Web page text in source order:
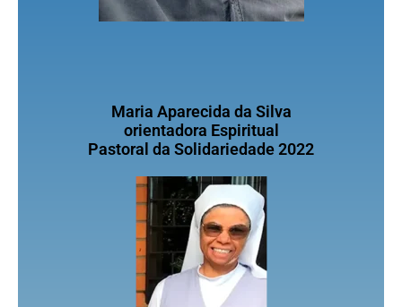
Maria Aparecida da Silva
orientadora Espiritual
Pastoral da Solidariedade 2022